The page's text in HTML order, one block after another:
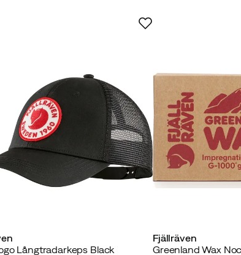
Långtradarkeps Black
Fjällräven
Greenland Wax